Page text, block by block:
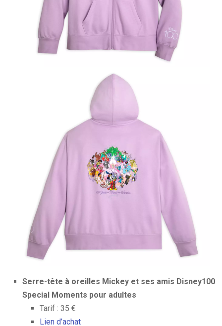
Serre-tête à oreilles Mickey et ses amis Disney100
Special Moments pour adultes
Tarif : 35 €
Lien d’achat